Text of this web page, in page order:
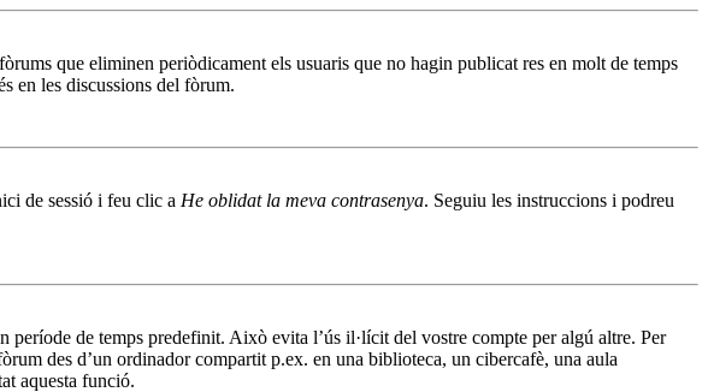
que eliminen periòdicament els usuaris que no hagin publicat res en molt de temps
en les discussions del fòrum.
de sessió i feu clic a He oblidat la meva contrasenya. Seguiu les instruccions i podreu
de temps predefinit. Això evita l’ús il·lícit del vostre compte per algú altre. Per
des d’un ordinador compartit p.ex. en una biblioteca, un cibercafè, una aula
aquesta funció.